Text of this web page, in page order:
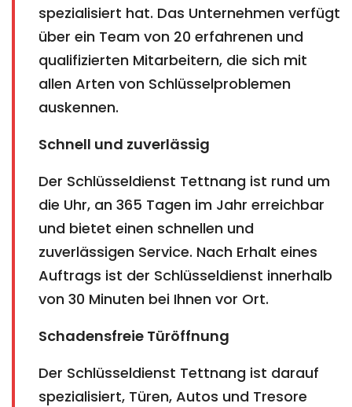
spezialisiert hat. Das Unternehmen verfügt
über ein Team von 20 erfahrenen und
qualifizierten Mitarbeitern, die sich mit
allen Arten von Schlüsselproblemen
auskennen.
Schnell und zuverlässig
Der Schlüsseldienst Tettnang ist rund um
die Uhr, an 365 Tagen im Jahr erreichbar
und bietet einen schnellen und
zuverlässigen Service. Nach Erhalt eines
Auftrags ist der Schlüsseldienst innerhalb
von 30 Minuten bei Ihnen vor Ort.
Schadensfreie Türöffnung
Der Schlüsseldienst Tettnang ist darauf
spezialisiert, Türen, Autos und Tresore